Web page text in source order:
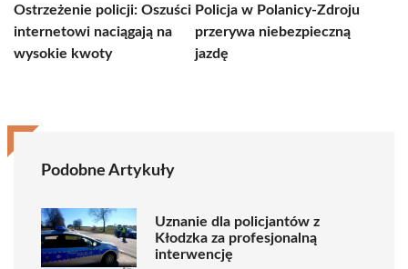
Ostrzeżenie policji: Oszuści
internetowi naciągają na
wysokie kwoty
Policja w Polanicy-Zdroju
przerywa niebezpieczną
jazdę
Podobne Artykuły
Uznanie dla policjantów z
Kłodzka za profesjonalną
interwencję